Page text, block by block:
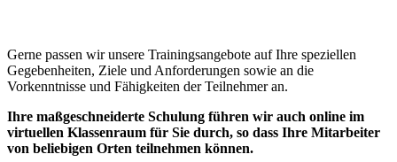
Gerne passen wir unsere Trainingsangebote auf Ihre speziellen
Gegebenheiten, Ziele und Anforderungen sowie an die
Vorkenntnisse und Fähigkeiten der Teilnehmer an.
Ihre maßgeschneiderte Schulung führen wir auch online im
virtuellen Klassenraum für Sie durch, so dass Ihre Mitarbeiter
von beliebigen Orten teilnehmen können.